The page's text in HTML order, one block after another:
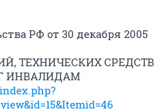
РФ от 30 декабря 2005
ТЕХНИЧЕСКИХ СРЕДСТВ
ИНВАЛИДАМ